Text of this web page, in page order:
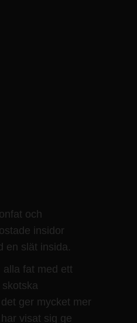
och
insidor
en slät insida.
fat med ett
skotska
ger mycket mer
visat sig ge